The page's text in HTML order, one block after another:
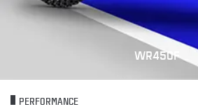
WR450F
PERFORMANCE